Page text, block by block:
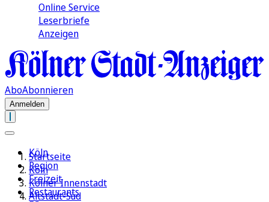
Online Service
Leserbriefe
Anzeigen
AboAbonnieren
Anmelden
Köln
Region
Freizeit
Restaurants
Startseite
Köln
Kölner Innenstadt
Altstadt-Süd